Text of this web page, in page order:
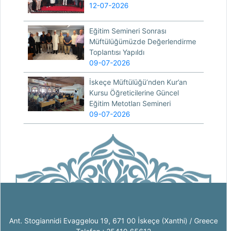
12-07-2026
Eğitim Semineri Sonrası
Müftülüğümüzde Değerlendirme
Toplantısı Yapıldı
09-07-2026
İskeçe Müftülüğü’nden Kur’an
Kursu Öğreticilerine Güncel
Eğitim Metotları Semineri
09-07-2026
Ant. Stogiannidi Evaggelou 19, 671 00 İskeçe (Xanthi) / Greece